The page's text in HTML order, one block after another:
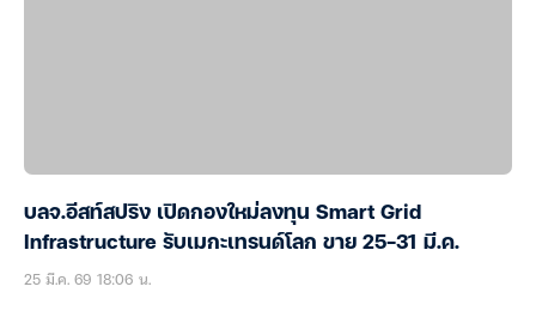
บลจ.อีสท์สปริง เปิดกองใหม่ลงทุน Smart Grid
Infrastructure รับเมกะเทรนด์โลก ขาย 25-31 มี.ค.
25 มี.ค. 69 18:06 น.